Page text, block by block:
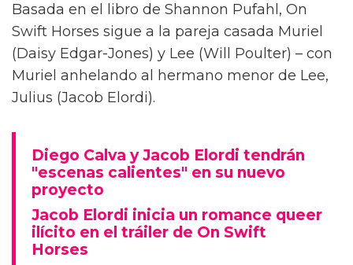
Basada en el libro de Shannon Pufahl, On
Swift Horses sigue a la pareja casada Muriel
(Daisy Edgar-Jones) y Lee (Will Poulter) – con
Muriel anhelando al hermano menor de Lee,
Julius (Jacob Elordi).
Diego Calva y Jacob Elordi tendrán
"escenas calientes" en su nuevo
proyecto
Jacob Elordi inicia un romance queer
ilícito en el tráiler de On Swift
Horses